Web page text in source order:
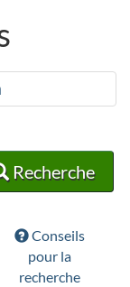
Recherche
Conseils
pour la
recherche